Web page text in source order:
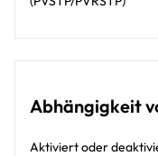
Abhängigkeit
Aktiviert oder